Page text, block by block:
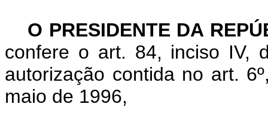
O PRESIDENTE DA
confere o art. 84, inciso IV,
autorização contida no art.
maio de 1996,